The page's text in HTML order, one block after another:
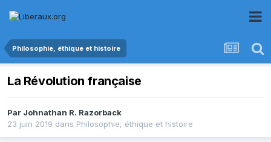
Philosophie, éthique et histoire
La Révolution française
Par Johnathan R. Razorback
23 juin 2019 dans Philosophie, éthique et histoire